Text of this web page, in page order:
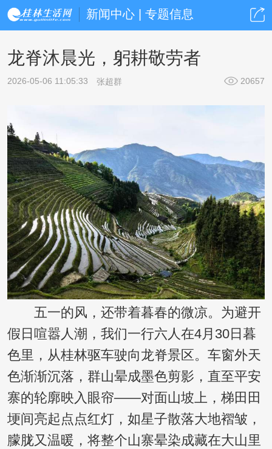
新闻中心 | 专题信息
龙脊沐晨光，躬耕敬劳者
2026-05-06 11:05:33 张超群 20657
五一的风，还带着暮春的微凉。为避开
假日喧嚣人潮，我们一行六人在4月30日暮
色里，从桂林驱车驶向龙脊景区。车窗外天
色渐渐沉落，群山晕成墨色剪影，直至平安
寨的轮廓映入眼帘——对面山坡上，梯田田
埂间亮起点点红灯，如星子散落大地褶皱，
朦胧又温暖，将整个山寨晕染成藏在大山里